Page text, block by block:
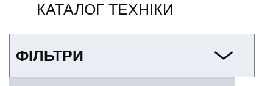
КАТАЛОГ ТЕХНІКИ
ФІЛЬТРИ